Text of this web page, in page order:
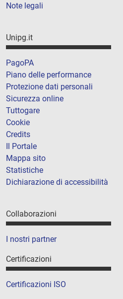
Note legali
Unipg.it
PagoPA
Piano delle performance
Protezione dati personali
Sicurezza online
Tuttogare
Cookie
Credits
Il Portale
Mappa sito
Statistiche
Dichiarazione di accessibilità
Collaborazioni
I nostri partner
Certificazioni
Certificazioni ISO